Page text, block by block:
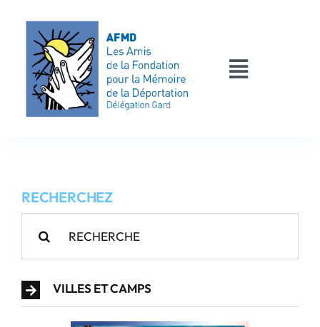
contenu
Toggle
AFMD 30
Les victimes
RECHERCHEZ
VILLES ET CAMPS